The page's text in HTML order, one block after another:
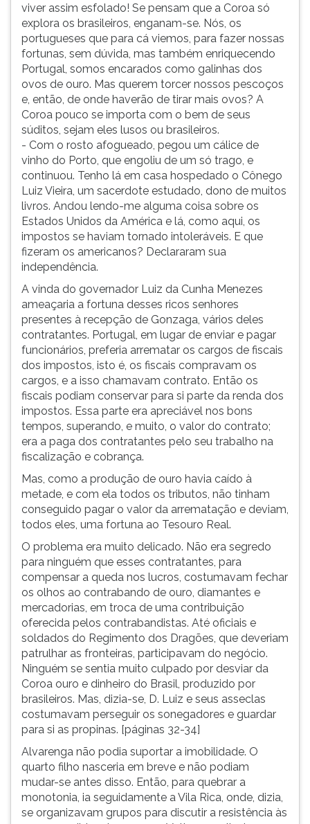
viver assim esfolado! Se pensam que a Coroa só
explora os brasileiros, enganam-se. Nós, os
portugueses que para cá viemos, para fazer nossas
fortunas, sem dúvida, mas também enriquecendo
Portugal, somos encarados como galinhas dos
ovos de ouro. Mas querem torcer nossos pescoços
e, então, de onde haverão de tirar mais ovos? A
Coroa pouco se importa com o bem de seus
súditos, sejam eles lusos ou brasileiros.
- Com o rosto afogueado, pegou um cálice de
vinho do Porto, que engoliu de um só trago, e
continuou. Tenho lá em casa hospedado o Cônego
Luiz Vieira, um sacerdote estudado, dono de muitos
livros. Andou lendo-me alguma coisa sobre os
Estados Unidos da América e lá, como aqui, os
impostos se haviam tornado intoleráveis. E que
fizeram os americanos? Declararam sua
independência.
A vinda do governador Luiz da Cunha Menezes
ameaçaria a fortuna desses ricos senhores
presentes à recepção de Gonzaga, vários deles
contratantes. Portugal, em lugar de enviar e pagar
funcionários, preferia arrematar os cargos de fiscais
dos impostos, isto é, os fiscais compravam os
cargos, e a isso chamavam contrato. Então os
fiscais podiam conservar para si parte da renda dos
impostos. Essa parte era apreciável nos bons
tempos, superando, e muito, o valor do contrato;
era a paga dos contratantes pelo seu trabalho na
fiscalização e cobrança.
Mas, como a produção de ouro havia caído à
metade, e com ela todos os tributos, não tinham
conseguido pagar o valor da arrematação e deviam,
todos eles, uma fortuna ao Tesouro Real.
O problema era muito delicado. Não era segredo
para ninguém que esses contratantes, para
compensar a queda nos lucros, costumavam fechar
os olhos ao contrabando de ouro, diamantes e
mercadorias, em troca de uma contribuição
oferecida pelos contrabandistas. Até oficiais e
soldados do Regimento dos Dragões, que deveriam
patrulhar as fronteiras, participavam do negócio.
Ninguém se sentia muito culpado por desviar da
Coroa ouro e dinheiro do Brasil, produzido por
brasileiros. Mas, dizia-se, D. Luiz e seus asseclas
costumavam perseguir os sonegadores e guardar
para si as propinas. [páginas 32-34]
Alvarenga não podia suportar a imobilidade. O
quarto filho nasceria em breve e não podiam
mudar-se antes disso. Então, para quebrar a
monotonia, ia seguidamente a Vila Rica, onde, dizia,
se organizavam grupos para discutir a resistência às